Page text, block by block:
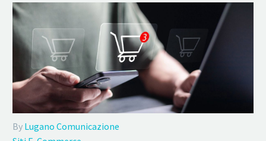
By Lugano Comunicazione